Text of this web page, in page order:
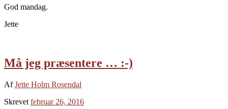
God mandag.
Jette
Må jeg præsentere … :-)
AfJette Holm Rosendal
Skrevet februar 26, 2016